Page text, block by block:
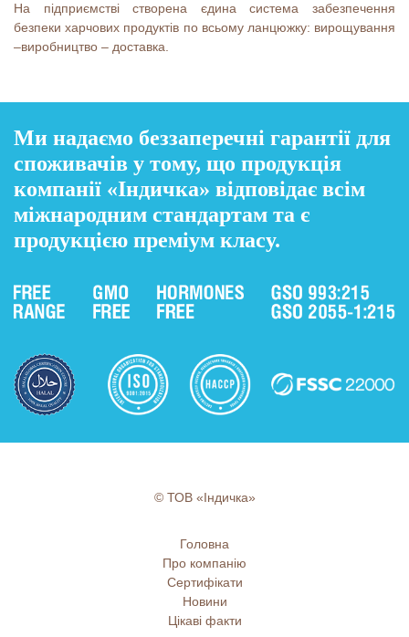
На підприємстві створена єдина система забезпечення
безпеки харчових продуктів по всьому ланцюжку: вирощування
–виробництво – доставка.
Ми надаємо беззаперечні гарантії для
споживачів у тому, що продукція
компанії «Індичка» відповідає всім
міжнародним стандартам та є
продукцією преміум класу.
© ТОВ «Індичка»
Головна
Про компанію
Сертифікати
Новини
Цікаві факти